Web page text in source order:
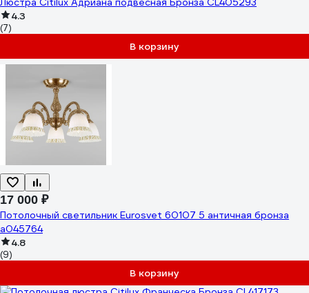
4.3
(7)
В корзину
17 000 ₽
Потолочный светильник Eurosvet 60107 5 античная бронза
a045764
4.8
(9)
В корзину